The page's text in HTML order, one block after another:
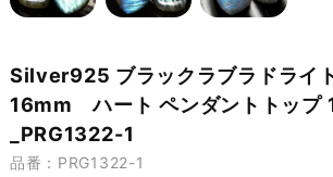
Silver925 ブラックラブラドラ
16mm ハート ペンダントトップ
_PRG1322-1
品番：PRG1322-1